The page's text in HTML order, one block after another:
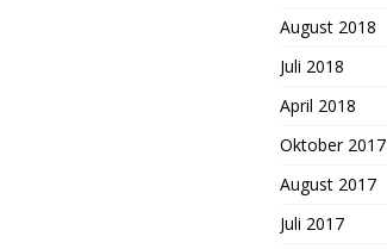
August 2018
Juli 2018
April 2018
Oktober 2017
August 2017
Juli 2017